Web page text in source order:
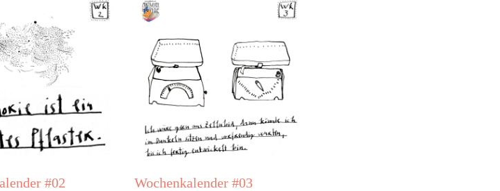
#02 Wochenkalender #03